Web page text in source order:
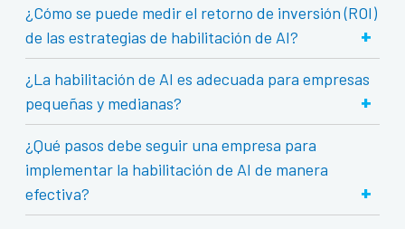
¿Cómo se puede medir el retorno de inversión (ROI)
de las estrategias de habilitación de AI?
+
¿La habilitación de AI es adecuada para empresas
pequeñas y medianas?
+
¿Qué pasos debe seguir una empresa para
implementar la habilitación de AI de manera
efectiva?
+